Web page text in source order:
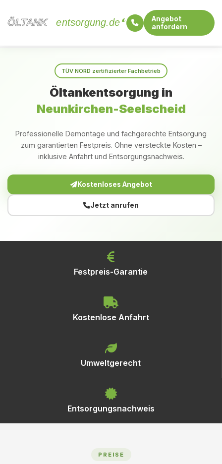
ÖLTANK
ÖLTANK entsorgung.de
Angebot
anfordern
TÜV NORD zertifizierter Fachbetrieb
Öltankentsorgung in
Neunkirchen-Seelscheid
Professionelle Demontage und fachgerechte Entsorgung
zum garantierten Festpreis. Ohne versteckte Kosten –
inklusive Anfahrt und Entsorgungsnachweis.
Kostenloses Angebot
Jetzt anrufen
Festpreis-Garantie
Kostenlose Anfahrt
Umweltgerecht
Entsorgungsnachweis
PREISE